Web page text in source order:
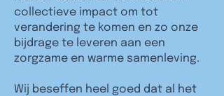
collectieve impact om tot
verandering te komen en zo onze
bijdrage te leveren aan een
zorgzame en warme samenleving.
Wij beseffen heel goed dat al het